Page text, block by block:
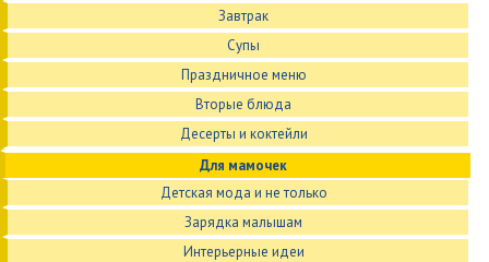
Завтрак
Супы
Праздничное меню
Вторые блюда
Десерты и коктейли
Для мамочек
Детская мода и не только
Зарядка малышам
Интерьерные идеи